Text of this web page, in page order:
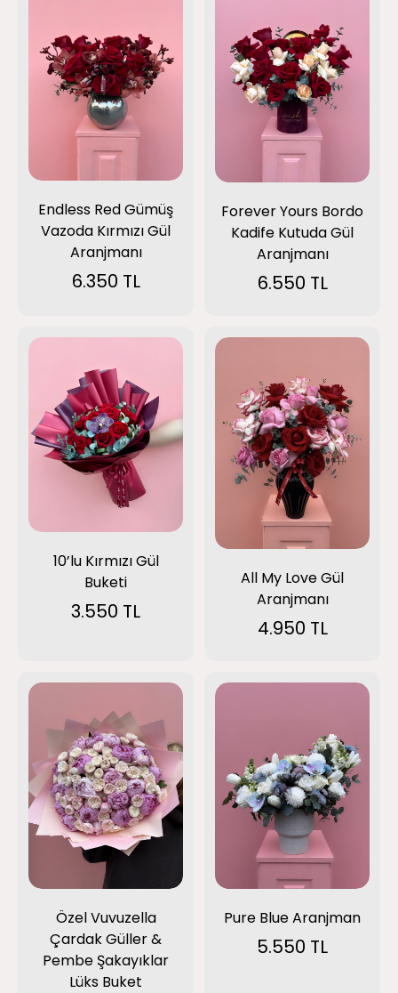
Endless Red Gümüş
Vazoda Kırmızı Gül
Aranjmanı
6.350 TL
Forever Yours Bordo
Kadife Kutuda Gül
Aranjmanı
6.550 TL
10’lu Kırmızı Gül
Buketi
3.550 TL
All My Love Gül
Aranjmanı
4.950 TL
Özel Vuvuzella
Çardak Güller &
Pembe Şakayıklar
Lüks Buket
Pure Blue Aranjman
5.550 TL